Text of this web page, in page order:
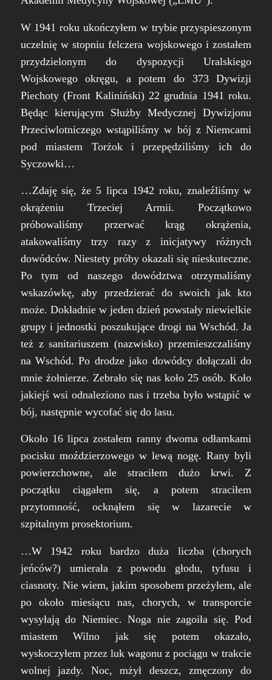
W 1941 roku ukończyłem w trybie przyspieszonym
uczelnię w stopniu felczera wojskowego i zostałem
przydzielonym do dyspozycji Uralskiego
Wojskowego okręgu, a potem do 373 Dywizji
Piechoty (Front Kaliniński) 22 grudnia 1941 roku.
Będąc kierującym Służby Medycznej Dywizjonu
Przeciwlotniczego wstąpiliśmy w bój z Niemcami
pod miastem Torżok i przepędziliśmy ich do
Syczowki…
…Zdaję się, że 5 lipca 1942 roku, znaleźliśmy w
okrążeniu Trzeciej Armii. Początkowo
próbowaliśmy przerwać krąg okrążenia,
atakowaliśmy trzy razy z inicjatywy różnych
dowódców. Niestety próby okazali się nieskuteczne.
Po tym od naszego dowództwa otrzymaliśmy
wskazówkę, aby przedzierać do swoich jak kto
może. Dokładnie w jeden dzień powstały niewielkie
grupy i jednostki poszukujące drogi na Wschód. Ja
też z sanitariuszem (nazwisko) przemieszczaliśmy
na Wschód. Po drodze jako dowódcy dołączali do
mnie żołnierze. Zebrało się nas koło 25 osób. Koło
jakiejś wsi odnaleziono nas i trzeba było wstąpić w
bój, następnie wycofać się do lasu.
Około 16 lipca zostałem ranny dwoma odłamkami
pocisku moździerzowego w lewą nogę. Rany byli
powierzchowne, ale straciłem dużo krwi. Z
początku ciągałem się, a potem straciłem
przytomność, ocknąłem się w lazarecie w
szpitalnym prosektorium.
…W 1942 roku bardzo duża liczba (chorych
jeńców?) umierała z powodu głodu, tyfusu i
ciasnoty. Nie wiem, jakim sposobem przeżyłem, ale
po około miesiącu nas, chorych, w transporcie
wysyłają do Niemiec. Noga nie zagoiła się. Pod
miastem Wilno jak się potem okazało,
wyskoczyłem przez luk wagonu z pociągu w trakcie
wolnej jazdy. Noc, mżył deszcz, zmęczony do